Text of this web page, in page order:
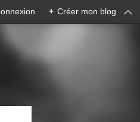
+ Créer mon blog